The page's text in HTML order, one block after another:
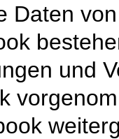
Daten
und